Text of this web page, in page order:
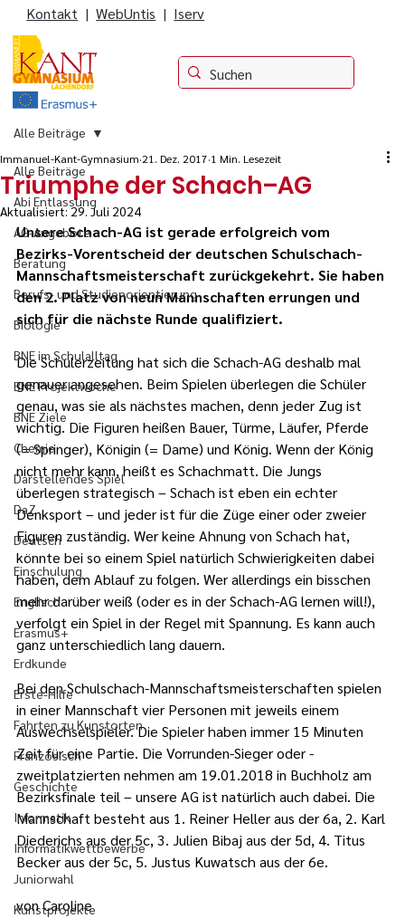
Kontakt |WebUntis | Iserv
Alle Beiträge
Abi Entlassung
AG-Angebote
Beratung
Berufs- und Studienorientierung
Biologie
BNE im Schulalltag
BNE Projektwoche
BNE Ziele
Chemie
Darstellendes Spiel
DaZ
Deutsch
Einschulung
Englisch
Erasmus+
Erdkunde
Erste-Hilfe
Fahrten zu Kunstorten
Französisch
Geschichte
Informatik
Informatikwettbewerbe
Juniorwahl
Kunstprojekte
Alle Beiträge
Triumphe der Schach–AG
Immanuel-Kant-Gymnasium 21. Dez. 2017 1 Min. Lesezeit
Aktualisiert:29. Juli 2024
Unsere Schach-AG ist gerade erfolgreich vom
Bezirks-Vorentscheid der deutschen Schulschach-
Mannschaftsmeisterschaft zurückgekehrt. Sie haben
den 2. Platz von neun Mannschaften errungen und
sich für die nächste Runde qualifiziert.
Die Schülerzeitung hat sich die Schach-AG deshalb mal
genauer angesehen. Beim Spielen überlegen die Schüler
genau, was sie als nächstes machen, denn jeder Zug ist
wichtig. Die Figuren heißen Bauer, Türme, Läufer, Pferde
(= Springer), Königin (= Dame) und König. Wenn der König
nicht mehr kann, heißt es Schachmatt. Die Jungs
überlegen strategisch – Schach ist eben ein echter
Denksport – und jeder ist für die Züge einer oder zweier
Figuren zuständig. Wer keine Ahnung von Schach hat,
könnte bei so einem Spiel natürlich Schwierigkeiten dabei
haben, dem Ablauf zu folgen. Wer allerdings ein bisschen
mehr darüber weiß (oder es in der Schach-AG lernen will!),
verfolgt ein Spiel in der Regel mit Spannung. Es kann auch
ganz unterschiedlich lang dauern.
Bei den Schulschach-Mannschaftsmeisterschaften spielen
in einer Mannschaft vier Personen mit jeweils einem
Auswechselspieler. Die Spieler haben immer 15 Minuten
Zeit für eine Partie. Die Vorrunden-Sieger oder -
zweitplatzierten nehmen am 19.01.2018 in Buchholz am
Bezirksfinale teil – unsere AG ist natürlich auch dabei. Die
Mannschaft besteht aus 1. Reiner Heller aus der 6a, 2. Karl
Diederichs aus der 5c, 3. Julien Bibaj aus der 5d, 4. Titus
Becker aus der 5c, 5. Justus Kuwatsch aus der 6e.
von Caroline